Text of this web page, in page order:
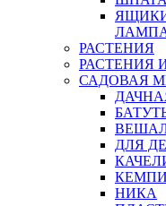
РАСТЕНИЯ
РАСТЕНИЯ
САДОВАЯ
ДЛЯ
НИКА